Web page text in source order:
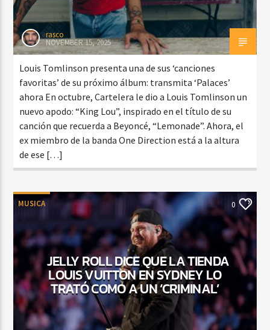
rasco
NOVEMBER 15, 2025
Louis Tomlinson presenta una de sus ‘canciones
favoritas’ de su próximo álbum: transmita ‘Palaces’
ahora En octubre, Cartelera le dio a Louis Tomlinson un
nuevo apodo: “King Lou”, inspirado en el título de su
canción que recuerda a Beyoncé, “Lemonade”. Ahora, el
ex miembro de la banda One Direction está a la altura
de ese […]
MUSICA 0
JELLY ROLL DICE QUE LA TIENDA
LOUIS VUITTON EN SYDNEY LO
TRATÓ COMO A UN ‘CRIMINAL’